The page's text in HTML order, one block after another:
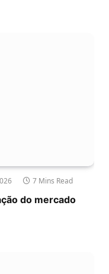
7 Mins Read
do mercado